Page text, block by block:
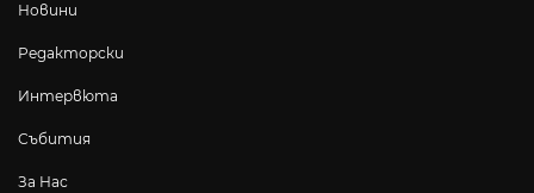
Новини
Редакторски
Интервюта
Събития
За Нас